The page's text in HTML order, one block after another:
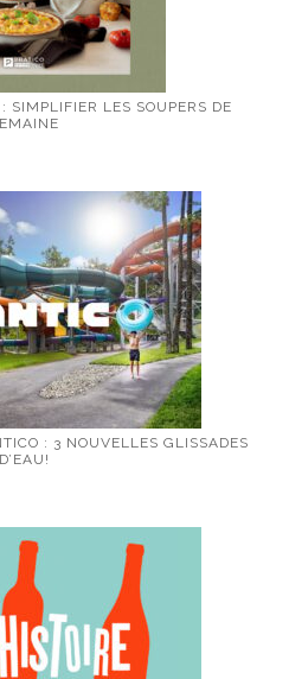
SIMPLIFIER LES SOUPERS DE
: 3 NOUVELLES GLISSADES
D’EAU!